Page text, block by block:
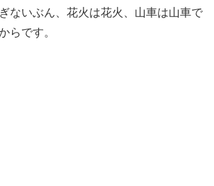
ないぶん、花火は花火、山車は山車で
らです。